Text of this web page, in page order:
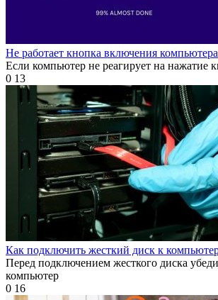
Не работает кнопка включения компьютера
Если компьютер не реагирует на нажатие
0 13
Как подключить жесткий диск к
Перед подключением жесткого диска
компьютер
0 16